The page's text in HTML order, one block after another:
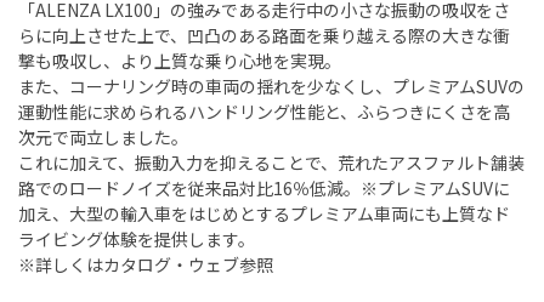
「ALENZA LX100」の強みである走行中の小さな振動の吸収をさ
らに向上させた上で、凹凸のある路面を乗り越える際の大きな衝
撃も吸収し、より上質な乗り心地を実現。
また、コーナリング時の車両の揺れを少なくし、プレミアムSUVの
運動性能に求められるハンドリング性能と、ふらつきにくさを高
次元で両立しました。
これに加えて、振動入力を抑えることで、荒れたアスファルト舗装
路でのロードノイズを従来品対比16％低減。※プレミアムSUVに
加え、大型の輸入車をはじめとするプレミアム車両にも上質なド
ライビング体験を提供します。
※詳しくはカタログ・ウェブ参照